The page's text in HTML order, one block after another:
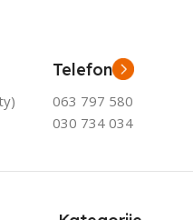
Telefon
063 797 580
030 734 034